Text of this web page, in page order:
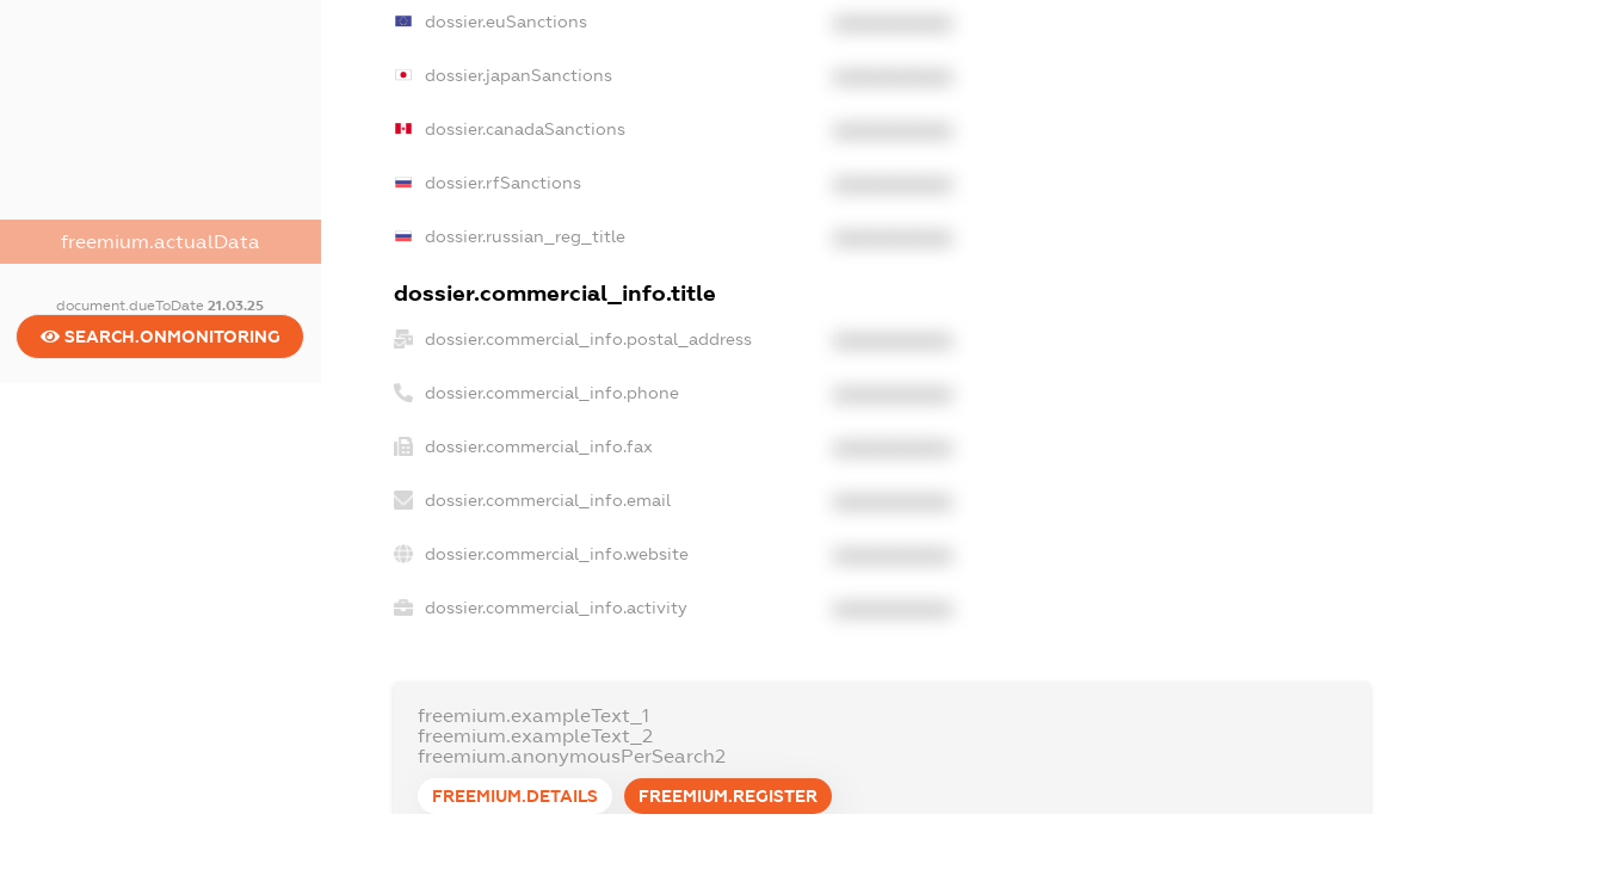
freemium.actualData
document.dueToDate21.03.25
SEARCH.ONMONITORING
dossier.euSanctions
dossier.japanSanctions
dossier.canadaSanctions
dossier.rfSanctions
dossier.russian_reg_title
dossier.commercial_info.title
dossier.commercial_info.postal_address
dossier.commercial_info.phone
dossier.commercial_info.fax
dossier.commercial_info.email
dossier.commercial_info.website
dossier.commercial_info.activity
freemium.exampleText_1
freemium.exampleText_2
freemium.anonymousPerSearch2
FREEMIUM.DETAILS FREEMIUM.REGISTER